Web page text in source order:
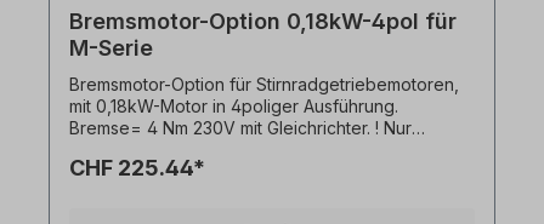
Bremsmotor-Option 0,18kW-4pol für
M-Serie
Bremsmotor-Option für Stirnradgetriebemotoren,
mit 0,18kW-Motor in 4poliger Ausführung.
Bremse= 4 Nm 230V mit Gleichrichter. ! Nur
zugehörigem Drehstromgetriebemotor erhältlich !
CHF 225.44*